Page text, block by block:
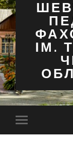
ІМ.
Перемкнути
мобільне